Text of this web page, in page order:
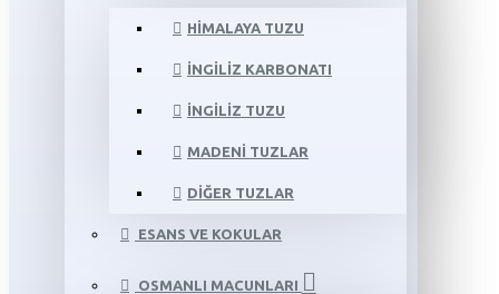
HIMALAYA TUZU
İNGILIZ KARBONATI
İNGILIZ TUZU
MADENI TUZLAR
DIĞER TUZLAR
ESANS VE KOKULAR
OSMANLI MACUNLARI